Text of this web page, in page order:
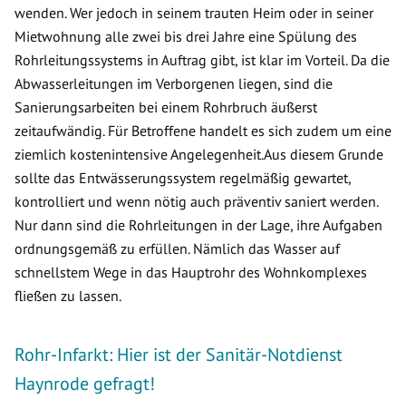
wenden. Wer jedoch in seinem trauten Heim oder in seiner
Mietwohnung alle zwei bis drei Jahre eine Spülung des
Rohrleitungssystems in Auftrag gibt, ist klar im Vorteil. Da die
Abwasserleitungen im Verborgenen liegen, sind die
Sanierungsarbeiten bei einem Rohrbruch äußerst
zeitaufwändig. Für Betroffene handelt es sich zudem um eine
ziemlich kostenintensive Angelegenheit.Aus diesem Grunde
sollte das Entwässerungssystem regelmäßig gewartet,
kontrolliert und wenn nötig auch präventiv saniert werden.
Nur dann sind die Rohrleitungen in der Lage, ihre Aufgaben
ordnungsgemäß zu erfüllen. Nämlich das Wasser auf
schnellstem Wege in das Hauptrohr des Wohnkomplexes
fließen zu lassen.
Rohr-Infarkt: Hier ist der Sanitär-Notdienst
Haynrode gefragt!